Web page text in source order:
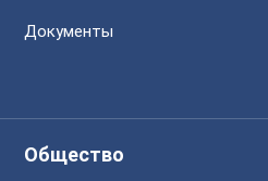
Документы
Общество